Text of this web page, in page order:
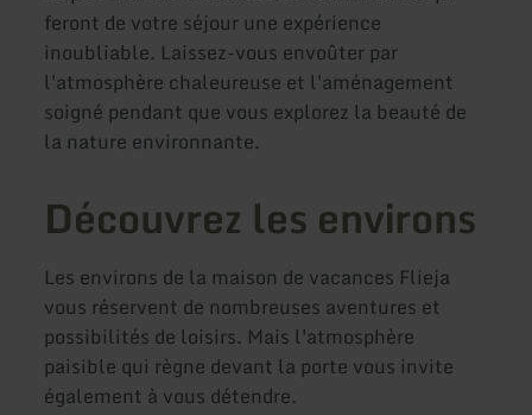
feront de votre séjour une expérience
inoubliable. Laissez-vous envoûter par
l'atmosphère chaleureuse et l'aménagement
soigné pendant que vous explorez la beauté de
la nature environnante.
Découvrez les environs
Les environs de la maison de vacances Flieja
vous réservent de nombreuses aventures et
possibilités de loisirs. Mais l'atmosphère
paisible qui règne devant la porte vous invite
également à vous détendre.